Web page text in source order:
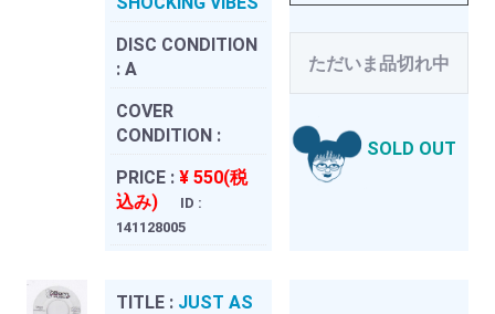
DISC CONDITION
: A
COVER
CONDITION :
PRICE : ¥ 550(税
込み)
ID :
141128005
ただいま品切れ中
SOLD OUT
TITLE : JUST AS